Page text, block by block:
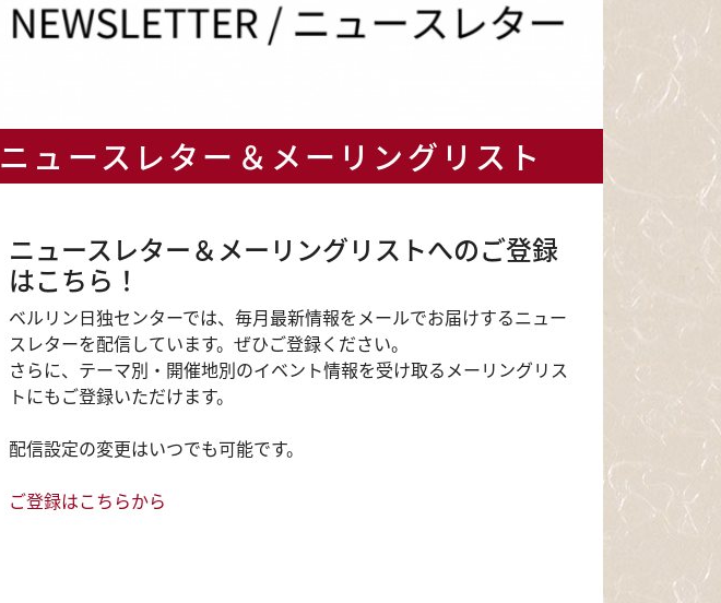
ニュースレター＆メーリングリスト
ニュースレター＆メーリングリストへのご登録
はこちら！
ベルリン日独センターでは、毎月最新情報をメールでお届けするニュー
スレターを配信しています。ぜひご登録ください。
さらに、テーマ別・開催地別のイベント情報を受け取るメーリングリス
トにもご登録いただけます。
配信設定の変更はいつでも可能です。
ご登録はこちらから